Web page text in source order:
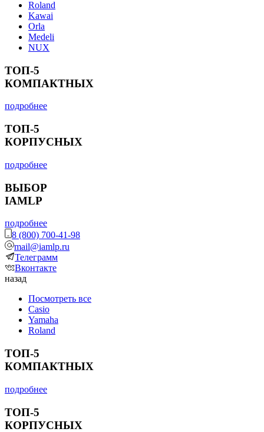
Roland
Kawai
Orla
Medeli
NUX
ТОП-5
КОМПАКТНЫХ
подробнее
ТОП-5
КОРПУСНЫХ
подробнее
ВЫБОР
IAMLP
подробнее
8 (800) 700-41-98
mail@iamlp.ru
Телеграмм
Вконтакте
назад
Посмотреть все
Casio
Yamaha
Roland
ТОП-5
КОМПАКТНЫХ
подробнее
ТОП-5
КОРПУСНЫХ